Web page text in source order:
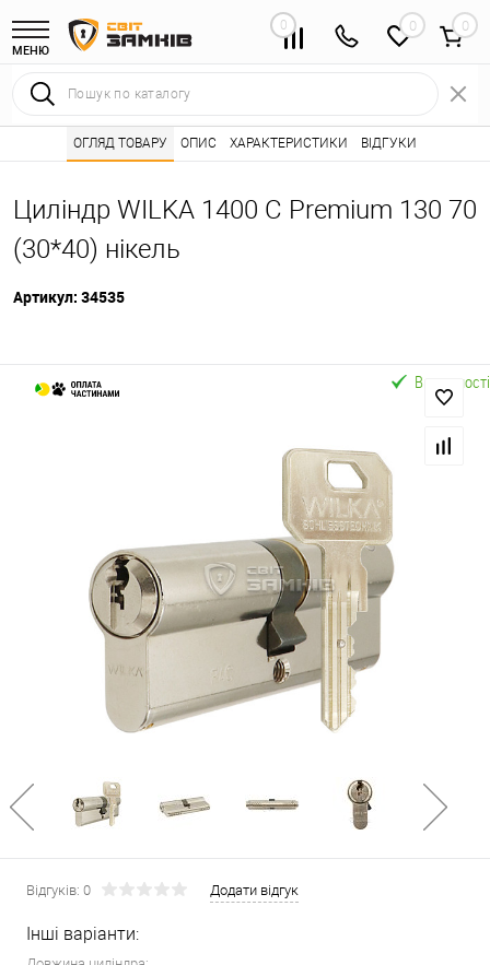
МЕНЮ
0 0
Інтернет магазин замків • Каталог товарів ⭐ Серцевини
Циліндр WILKA 1400 C Premium 130 70
(30*40) нікель
Артикул: 34535
ОГЛЯД ТОВАРУ ОПИС ХАРАКТЕРИСТИКИ ВІДГУКИ
Відгуків: 0 Додати відгук
Інші варіанти:
В наявності